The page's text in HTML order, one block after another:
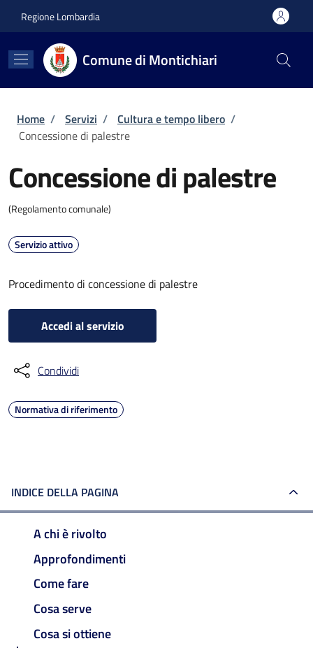
Regione Lombardia
Comune di Montichiari
Briciole di pane
Home / Servizi / Cultura e tempo libero /
Concessione di palestre
Concessione di palestre
(Regolamento comunale)
Servizio attivo
Procedimento di concessione di palestre
Accedi al servizio
Condividi
Normativa di riferimento
INDICE DELLA PAGINA
A chi è rivolto
Approfondimenti
Come fare
Cosa serve
Cosa si ottiene